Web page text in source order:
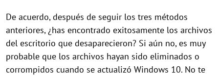
De acuerdo, después de seguir los tres métodos
anteriores, ¿has encontrado exitosamente los archivos
del escritorio que desaparecieron? Si aún no, es muy
probable que los archivos hayan sido eliminados o
corrompidos cuando se actualizó Windows 10. No te